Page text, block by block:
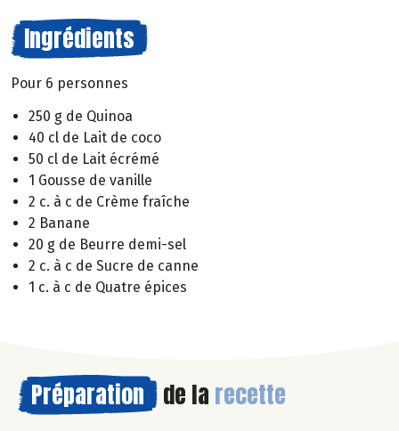
Ingrédients
Pour 6 personnes
250 g de Quinoa
40 cl de Lait de coco
50 cl de Lait écrémé
1 Gousse de vanille
2 c. à c de Crème fraîche
2 Banane
20 g de Beurre demi-sel
2 c. à c de Sucre de canne
1 c. à c de Quatre épices
Préparation de la recette